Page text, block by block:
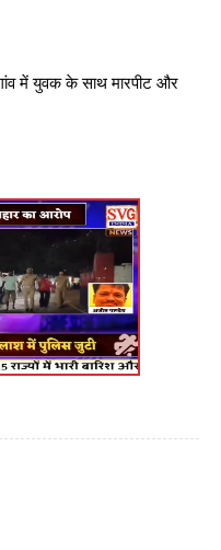
में युवक के साथ मारपीट और